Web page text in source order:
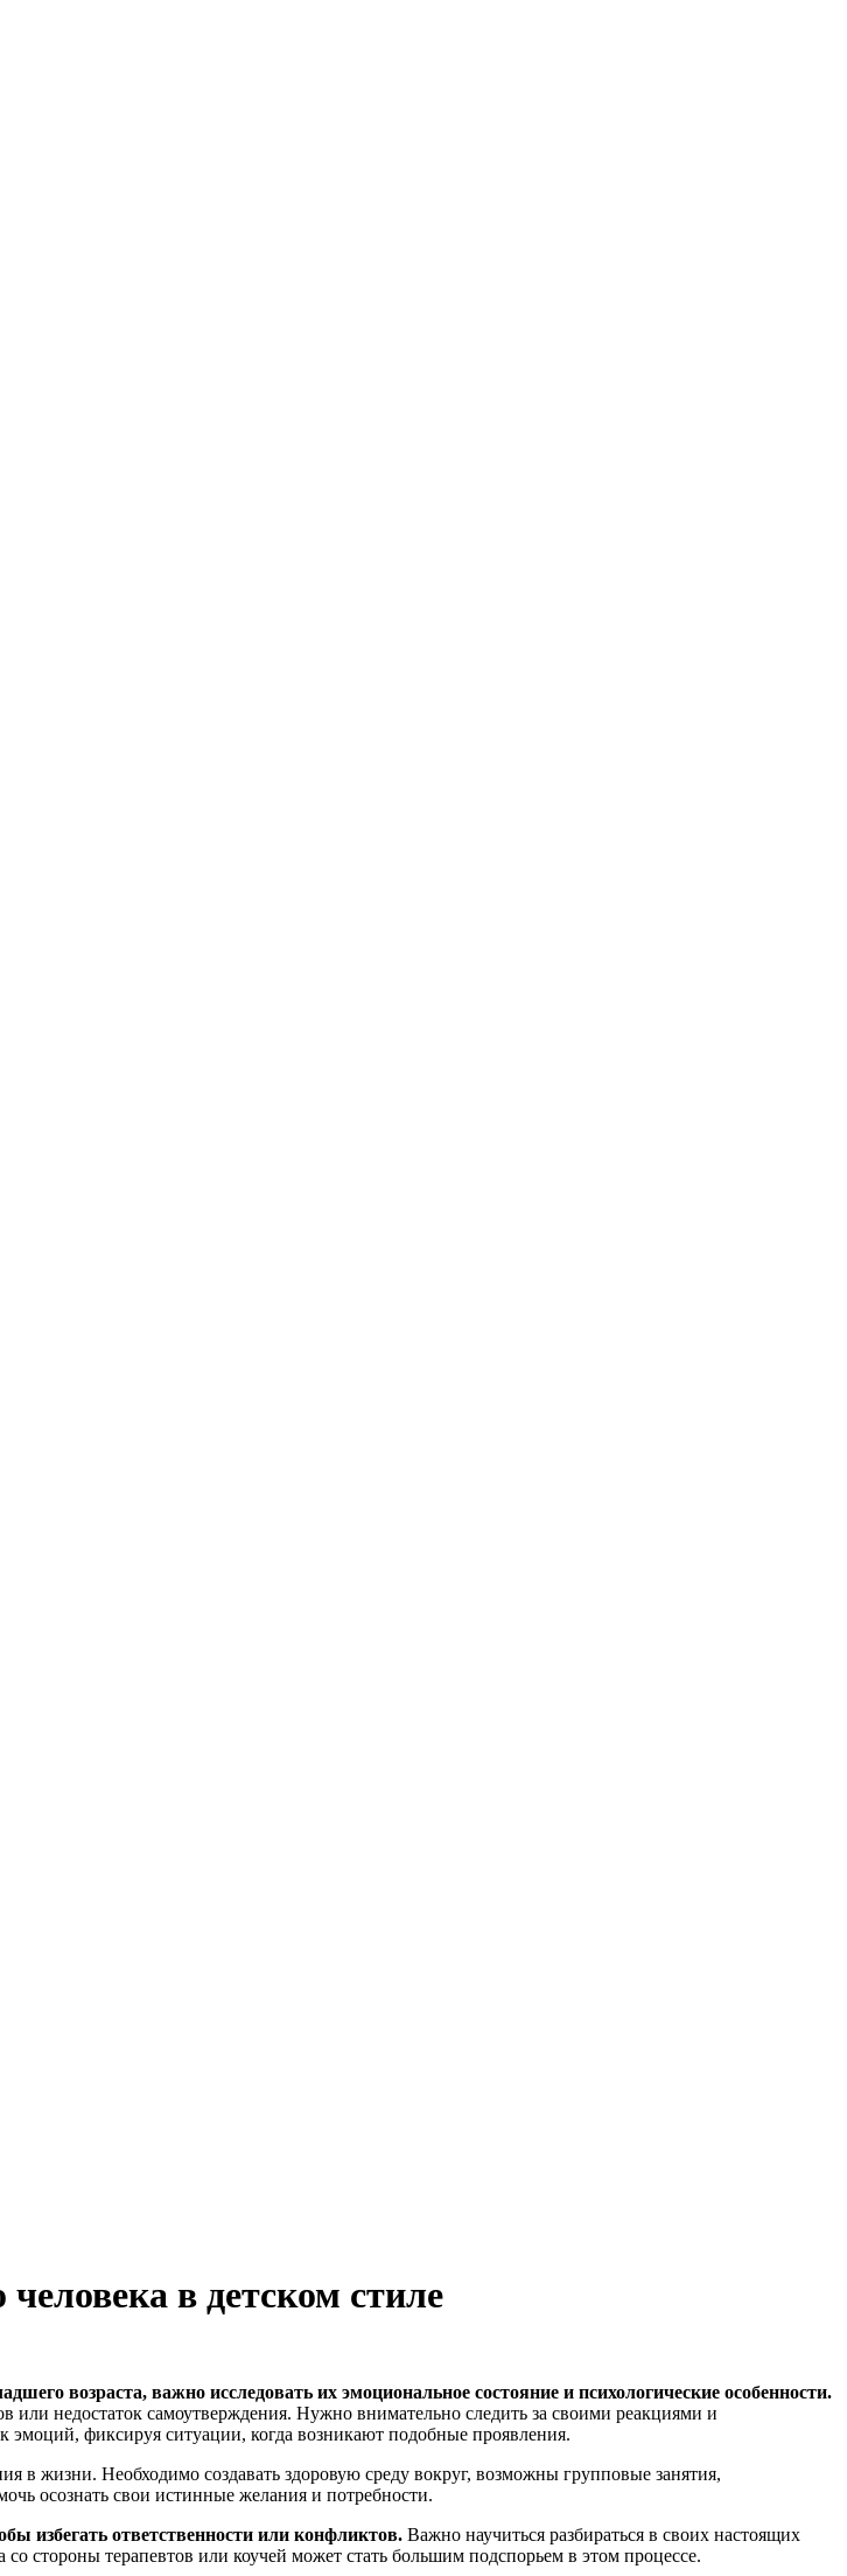
в детском стиле
возраста, важно исследовать их эмоциональное состояние и психологические особенности.
недостаток самоутверждения. Нужно внимательно следить за своими реакциями и
эмоций, фиксируя ситуации, когда возникают подобные проявления.
в жизни. Необходимо создавать здоровую среду вокруг, возможны групповые занятия,
осознать свои истинные желания и потребности.
избегать ответственности или конфликтов. Важно научиться разбираться в своих настоящих
стороны терапевтов или коучей может стать большим подспорьем в этом процессе.